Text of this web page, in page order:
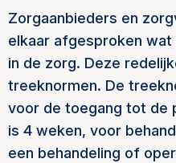
Zorgaanbieders en
elkaar afgesproken
in de zorg. Deze
treeknormen. De
voor de toegang tot de
is 4 weken, voor
een behandeling of